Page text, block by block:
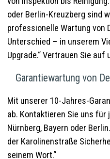
oder Berlin-Kreuzberg sind
professionelle Wartung von
Unterschied – in unserem
Upgrade.“ Vertrauen Sie auf
Garantiewartung von
Mit unserer 10-Jahres-
ab. Kontaktieren Sie uns für
Nürnberg, Bayern oder
der Karolinenstraße
seinem Wort.“